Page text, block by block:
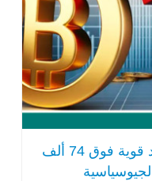
تراجع بيتكوين بعد موجة صعود قوية فوق 74 ألف